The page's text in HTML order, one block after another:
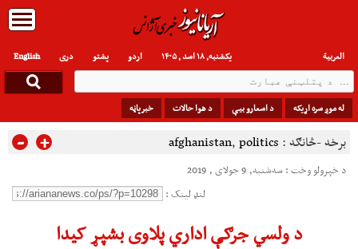
English دری پشتو العربیة اردو یکشنبه, ۱۸ اسد , ۱۴۰۵
له موږ سره اړیکه د اسعارو بیې د هوا حالات خبرپاڼه
برخه -څانګه : afghanistan, politics
- +
د خپرولو وخت : سه‌شنبه, 9 جولای , 2019
لنډ لینک :
د ولسي جرګې اداري پلاوی بشپړ کیدا